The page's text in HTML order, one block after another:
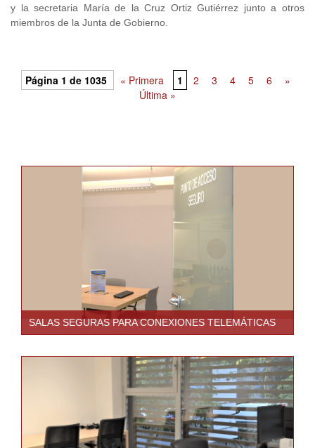
y la secretaria María de la Cruz Ortiz Gutiérrez junto a otros
miembros de la Junta de Gobierno.
Página 1 de 1035 « Primera 1 2 3 4 5 6
»
Última »
SALAS SEGURAS PARA CONEXIONES TELEMÁTICAS